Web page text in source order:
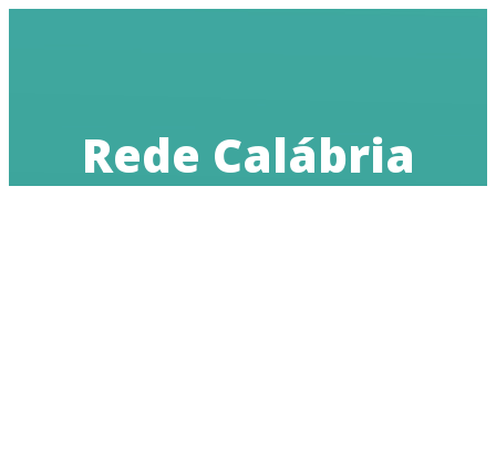
Rede Calábria
realiza